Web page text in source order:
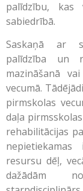
palīdzību, kas
sabiedrībā.
Saskaņā ar
palīdzība un
mazināšanā
vecumā.
pirmskolas
daļa
rehabilitācijas
resursu dēļ,
dažādām